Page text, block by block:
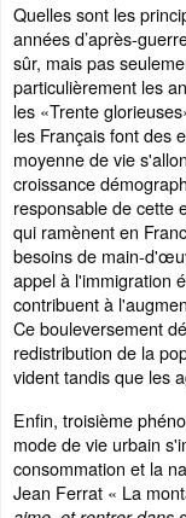
Quelles sont les
années d’après-
sûr, mais pas
particulièrement les
les «Trente
les Français font des
moyenne de vie
croissance
responsable de cette
qui ramènent en
besoins de main-
appel à l'immigration
contribuent à
Ce bouleversement
redistribution de la
vident tandis que les
Enfin, troisième
mode de vie urbain
consommation et la
Jean Ferrat « La